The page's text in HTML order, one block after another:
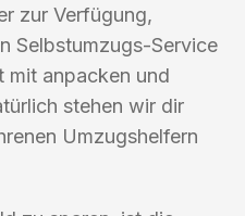
zur Verfügung,
Selbstumzugs-Service
mit anpacken und
stehen wir dir
Umzugshelfern